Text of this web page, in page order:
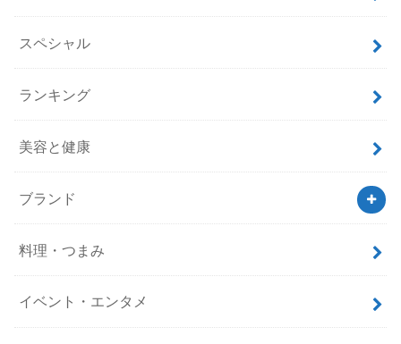
スペシャル
ランキング
美容と健康
ブランド
料理・つまみ
イベント・エンタメ